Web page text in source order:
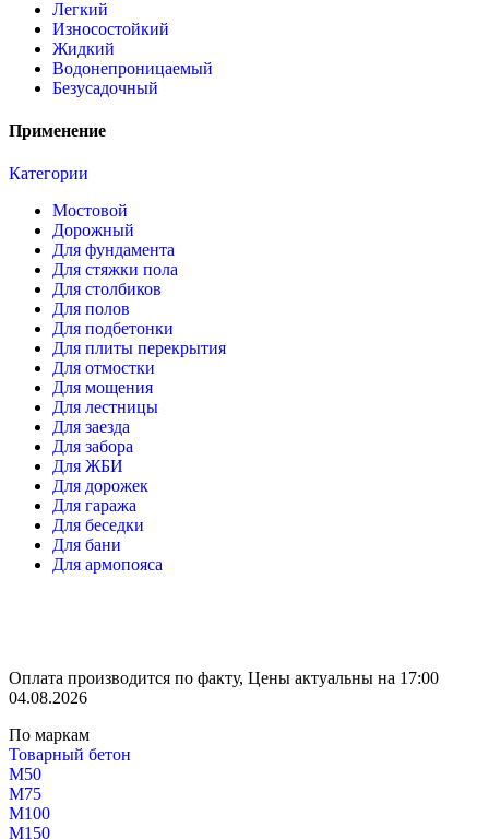
Легкий
Износостойкий
Жидкий
Водонепроницаемый
Безусадочный
Применение
Категории
Мостовой
Дорожный
Для фундамента
Для стяжки пола
Для столбиков
Для полов
Для подбетонки
Для плиты перекрытия
Для отмостки
Для мощения
Для лестницы
Для заезда
Для забора
Для ЖБИ
Для дорожек
Для гаража
Для беседки
Для бани
Для армопояса
Оплата производится по факту, Цены актуальны на 17:00
04.08.2026
По маркам
Товарный бетон
М50
М75
М100
М150